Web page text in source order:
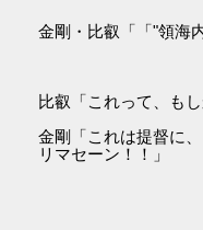
金剛・比叡「「"領海
比叡「これって、も
金剛「これは提督に
リマセーン！！」